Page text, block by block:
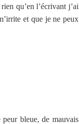
qu’en l’écrivant j’ai
et que je ne peux
bleue, de mauvais